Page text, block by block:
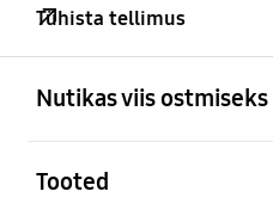
Tühista tellimus
Nutikas viis ostmiseks
Tooted